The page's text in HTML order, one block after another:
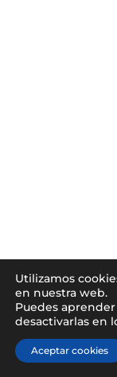
Utilizamos
en nuestra web.
Puedes
desactivarlas en
Aceptar cookies